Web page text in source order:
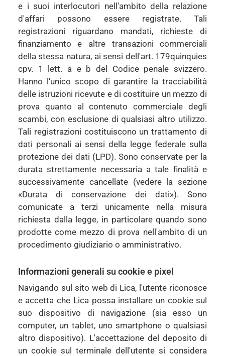
e i suoi interlocutori nell'ambito della relazione
d'affari possono essere registrate. Tali
registrazioni riguardano mandati, richieste di
finanziamento e altre transazioni commerciali
della stessa natura, ai sensi dell'art. 179quinquies
cpv. 1 lett. a e b del Codice penale svizzero.
Hanno l'unico scopo di garantire la tracciabilità
delle istruzioni ricevute e di costituire un mezzo di
prova quanto al contenuto commerciale degli
scambi, con esclusione di qualsiasi altro utilizzo.
Tali registrazioni costituiscono un trattamento di
dati personali ai sensi della legge federale sulla
protezione dei dati (LPD). Sono conservate per la
durata strettamente necessaria a tale finalità e
successivamente cancellate (vedere la sezione
«Durata di conservazione dei dati»). Sono
comunicate a terzi unicamente nella misura
richiesta dalla legge, in particolare quando sono
prodotte come mezzo di prova nell'ambito di un
procedimento giudiziario o amministrativo.
Informazioni generali su cookie e pixel
Navigando sul sito web di Lica, l'utente riconosce
e accetta che Lica possa installare un cookie sul
suo dispositivo di navigazione (sia esso un
computer, un tablet, uno smartphone o qualsiasi
altro dispositivo). L'accettazione del deposito di
un cookie sul terminale dell'utente si considera